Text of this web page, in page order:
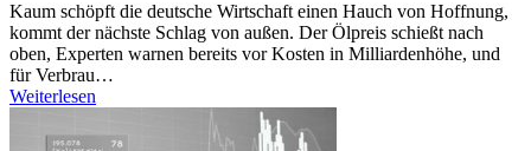
Kaum schöpft die deutsche Wirtschaft einen Hauch von Hoffnung,
kommt der nächste Schlag von außen. Der Ölpreis schießt nach
oben, Experten warnen bereits vor Kosten in Milliardenhöhe, und
für Verbrau…
Weiterlesen